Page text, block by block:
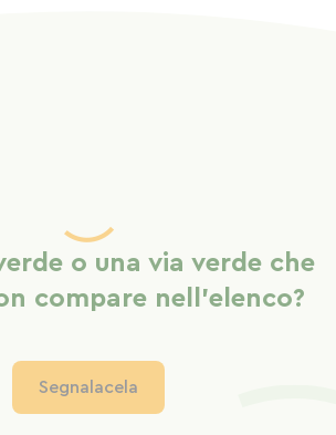
o una via verde che
compare nell'elenco?
Segnalacela